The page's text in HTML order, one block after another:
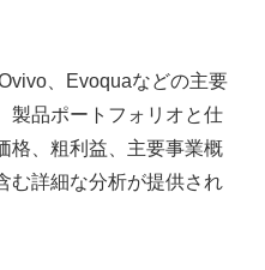
、Evoquaなどの主要
製品ポートフォリオと仕
格、粗利益、主要事業概
む詳細な分析が提供され